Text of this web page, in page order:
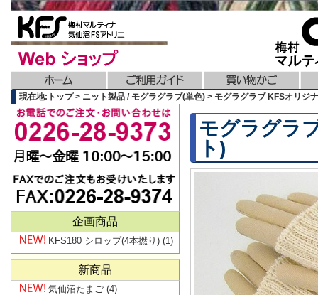
現在地:トップ > ニット製品 / モグラグラブ(単色) > モグラグラブ KFSオリジ
モグラグラ
ト)
企画商品
KFS180 シロップ(4本撚り) (1)
新商品
気仙沼たまご (4)